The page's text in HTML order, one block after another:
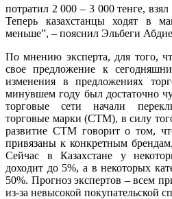
потратил 2 000 – 3 000 тенге,
Теперь казахстанцы ходят в
меньше”, – пояснил Эльбеги
По мнению эксперта, для того,
свое предложение к
изменения в предложениях
минувшем году был достаточно
торговые сети начали
торговые марки (СТМ), в силу
развитие СТМ говорит о том,
привязаны к конкретным
Сейчас в Казахстане у
доходит до 5%, а в некоторых
50%. Прогноз экспертов – всем
из-за невысокой покупательской